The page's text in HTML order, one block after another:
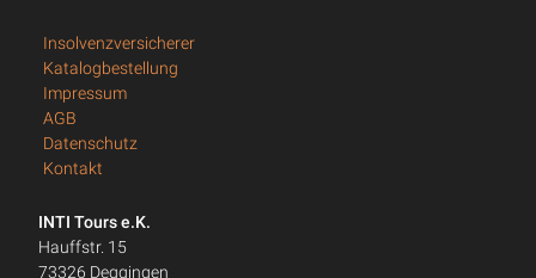
Insolvenzversicherer
Katalogbestellung
Impressum
AGB
Datenschutz
Kontakt
INTI Tours e.K.
Hauffstr. 15
73326 Deggingen